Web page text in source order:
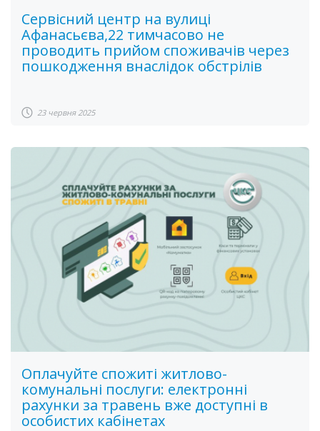
Сервісний центр на вулиці
Афанасьєва,22 тимчасово не
проводить прийом споживачів через
пошкодження внаслідок обстрілів
23 червня 2025
Оплачуйте спожиті житлово-
комунальні послуги: електронні
рахунки за травень вже доступні в
особистих кабінетах